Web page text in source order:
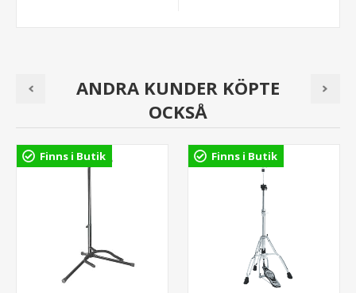
ANDRA KUNDER KÖPTE
OCKSÅ
Finns i Butik Finns i Butik